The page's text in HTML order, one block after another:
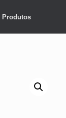
Produtos